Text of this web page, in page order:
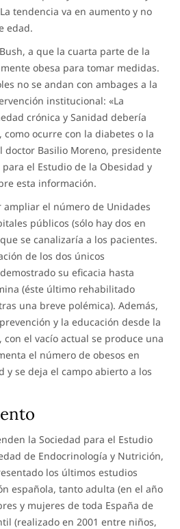
tendencia va en aumento y no
edad.
a que la cuarta parte de la
obesa para tomar medidas.
no se andan con ambages a la
institucional: «La
crónica y Sanidad debería
ocurre con la diabetes o la
doctor Basilio Moreno, presidente
el Estudio de la Obesidad y
esta información.
el número de Unidades
públicos (sólo hay dos en
se canalizaría a los pacientes.
de los dos únicos
su eficacia hasta
(éste último rehabilitado
una breve polémica). Además,
y la educación desde la
con el vacío actual se produce una
el número de obesos en
y se deja el campo abierto a los
la Sociedad para el Estudio
de Endocrinología y Nutrición,
los últimos estudios
española, tanto adulta (en el año
y mujeres de toda España de
(realizado en 2001 entre niños,